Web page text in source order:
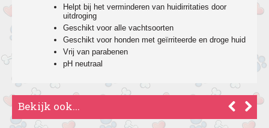
Helpt bij het verminderen van huidirritaties door
uitdroging
Geschikt voor alle vachtsoorten
Geschikt voor honden met geïrriteerde en droge huid
Vrij van parabenen
pH neutraal
Bekijk ook...